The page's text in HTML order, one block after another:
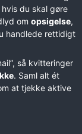
du skal gøre
om opsigelse,
handlede rettidigt
så kvitteringer
. Saml alt ét
at tjekke aktive